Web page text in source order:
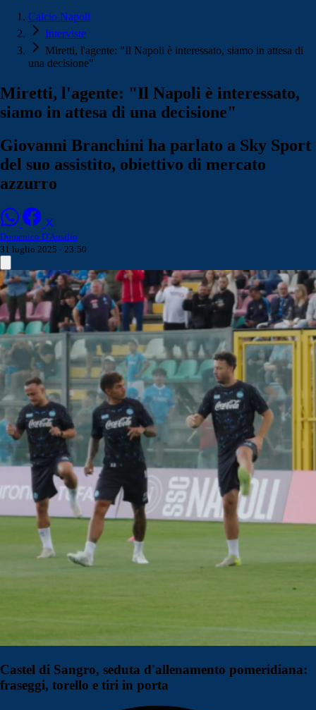
Calcio Napoli
Interviste
Miretti, l'agente: "Il Napoli è interessato, siamo in attesa di
una decisione"
Miretti, l'agente: "Il Napoli è interessato,
siamo in attesa di una decisione"
Giovanni Branchini ha parlato a Sky Sport
del suo assistito, obiettivo di mercato
azzurro
Domenico D'Ausilio
31 luglio 2025 - 23:50
Castel di Sangro, seduta d'allenamento pomeridiana:
fraseggi, torello e tiri in porta